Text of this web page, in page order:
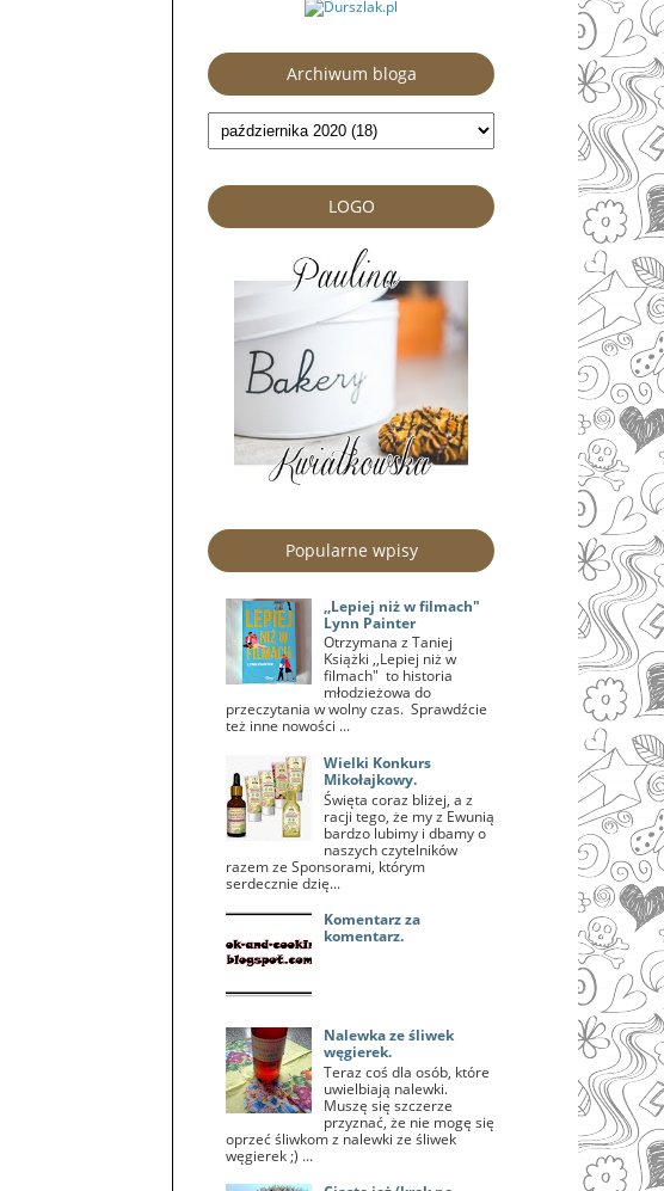
Archiwum bloga
LOGO
Popularne wpisy
,,Lepiej niż w filmach"
Lynn Painter
Otrzymana z Taniej
Książki ,,Lepiej niż w
filmach" to historia
młodzieżowa do
przeczytania w wolny czas. Sprawdźcie
też inne nowości ...
Wielki Konkurs
Mikołajkowy.
Święta coraz bliżej, a z
racji tego, że my z Ewunią
bardzo lubimy i dbamy o
naszych czytelników
razem ze Sponsorami, którym
serdecznie dzię...
Komentarz za
komentarz.
Nalewka ze śliwek
węgierek.
Teraz coś dla osób, które
uwielbiają nalewki.
Muszę się szczerze
przyznać, że nie mogę się
oprzeć śliwkom z nalewki ze śliwek
węgierek ;) ...